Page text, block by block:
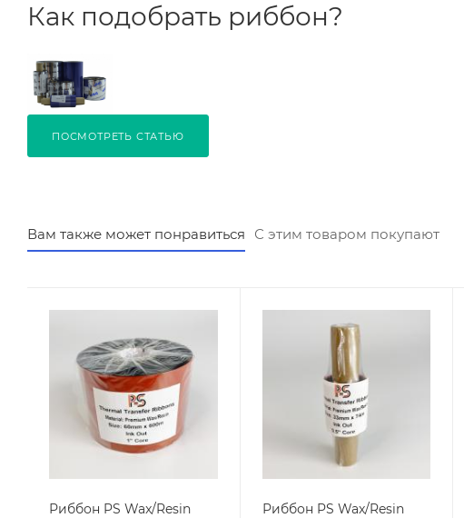
Как подобрать риббон?
ПОСМОТРЕТЬ СТАТЬЮ
Вам также может понравиться С этим товаром покупают
Риббон PS Wax/Resin
Риббон PS Wax/Resin